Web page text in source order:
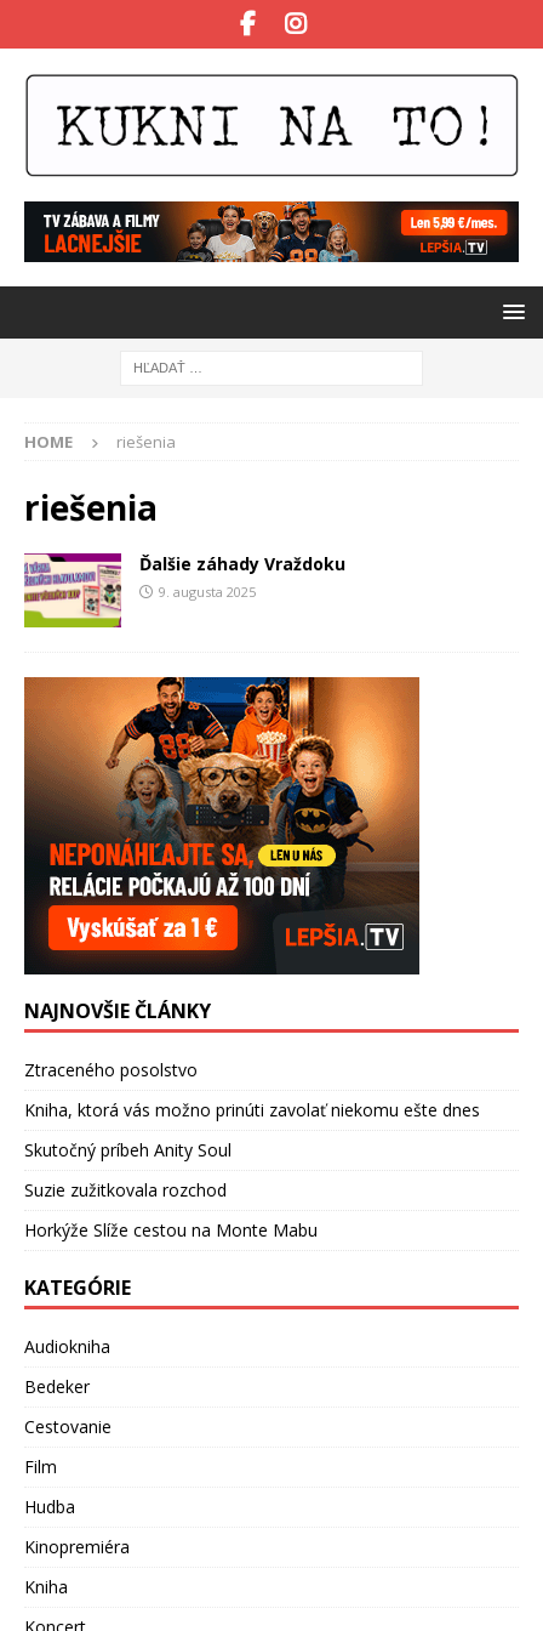
HOME riešenia
riešenia
Ďalšie záhady Vraždoku
9. augusta 2025
NAJNOVŠIE ČLÁNKY
Ztraceného posolstvo
Kniha, ktorá vás možno prinúti zavolať niekomu ešte dnes
Skutočný príbeh Anity Soul
Suzie zužitkovala rozchod
Horkýže Slíže cestou na Monte Mabu
KATEGÓRIE
Audiokniha
Bedeker
Cestovanie
Film
Hudba
Kinopremiéra
Kniha
Koncert